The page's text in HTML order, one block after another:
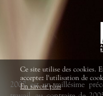
2007 est un millésime
Ce site utilise des cookies.
acceptez l'utilisation de
En savoir plus